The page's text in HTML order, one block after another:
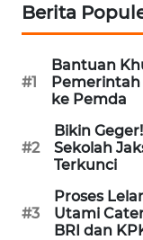
Berita
#1
Bantuan
Pemerintah
ke Pemda
#2
Bikin
Sekolah
Terkunci
#3
Proses
Utami
BRI dan
KALTENG
WN
KALTARA
WN
KALSEL
WN
KALTIM